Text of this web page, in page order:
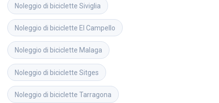
Noleggio di biciclette Siviglia
Noleggio di biciclette El Campello
Noleggio di biciclette Malaga
Noleggio di biciclette Sitges
Noleggio di biciclette Tarragona